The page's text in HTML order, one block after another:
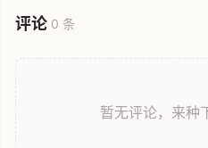
评论 0 条
暂无评论，来种